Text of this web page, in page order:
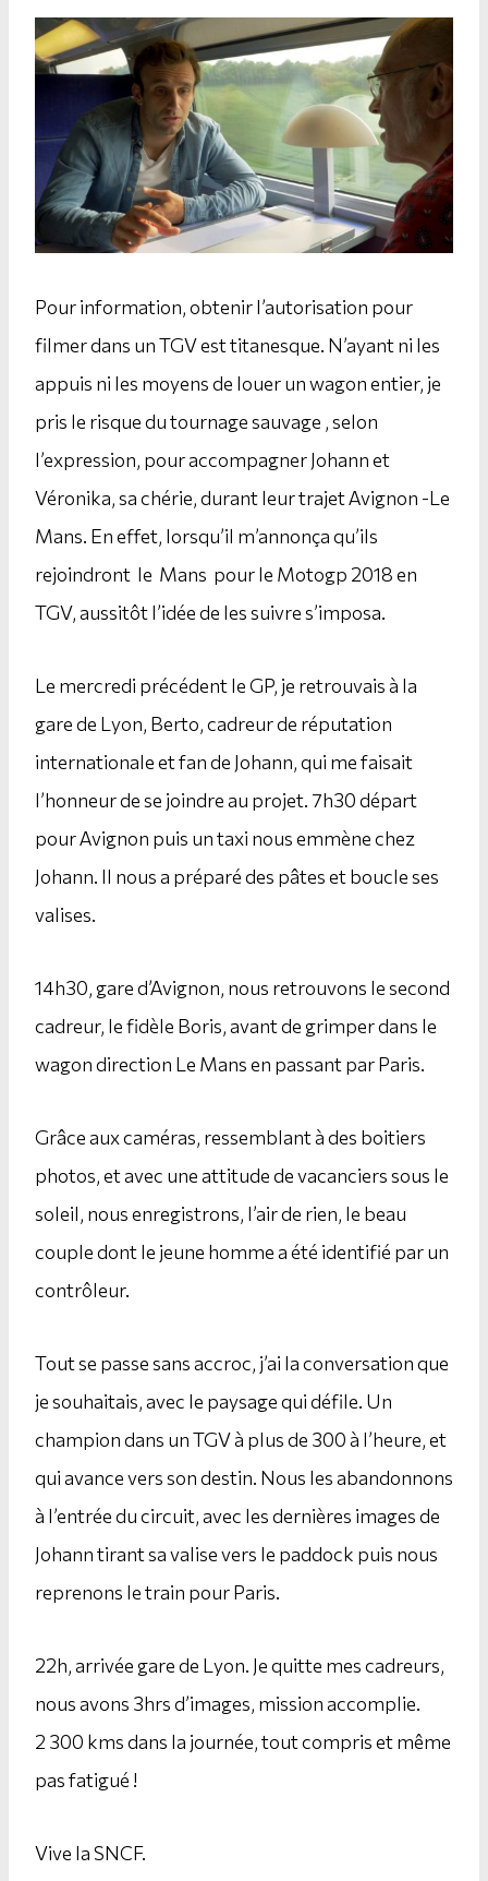
Pour information, obtenir l’autorisation pour
filmer dans un TGV est titanesque. N’ayant ni les
appuis ni les moyens de louer un wagon entier, je
pris le risque du tournage sauvage , selon
l’expression, pour accompagner Johann et
Véronika, sa chérie, durant leur trajet Avignon -Le
Mans. En effet, lorsqu’il m’annonça qu’ils
rejoindront le Mans pour le Motogp 2018 en
TGV, aussitôt l’idée de les suivre s’imposa.
Le mercredi précédent le GP, je retrouvais à la
gare de Lyon, Berto, cadreur de réputation
internationale et fan de Johann, qui me faisait
l’honneur de se joindre au projet. 7h30 départ
pour Avignon puis un taxi nous emmène chez
Johann. Il nous a préparé des pâtes et boucle ses
valises.
14h30, gare d’Avignon, nous retrouvons le second
cadreur, le fidèle Boris, avant de grimper dans le
wagon direction Le Mans en passant par Paris.
Grâce aux caméras, ressemblant à des boitiers
photos, et avec une attitude de vacanciers sous le
soleil, nous enregistrons, l’air de rien, le beau
couple dont le jeune homme a été identifié par un
contrôleur.
Tout se passe sans accroc, j’ai la conversation que
je souhaitais, avec le paysage qui défile. Un
champion dans un TGV à plus de 300 à l’heure, et
qui avance vers son destin. Nous les abandonnons
à l’entrée du circuit, avec les dernières images de
Johann tirant sa valise vers le paddock puis nous
reprenons le train pour Paris.
22h, arrivée gare de Lyon. Je quitte mes cadreurs,
nous avons 3hrs d’images, mission accomplie.
2 300 kms dans la journée, tout compris et même
pas fatigué !
Vive la SNCF.